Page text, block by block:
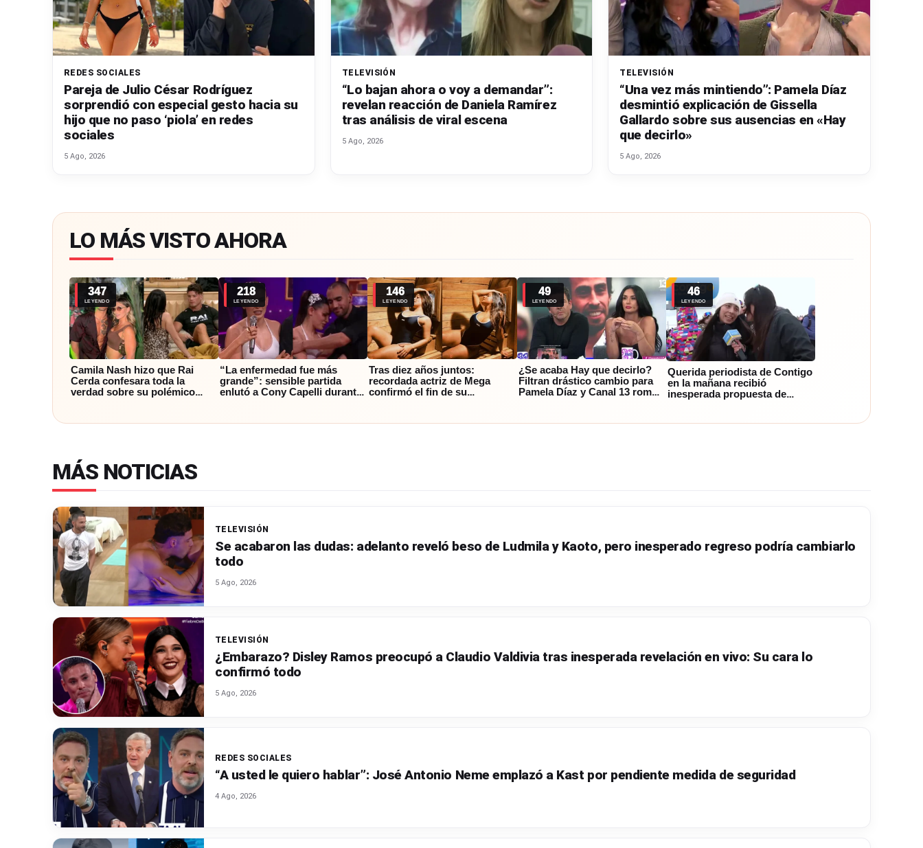
REDES SOCIALES
Pareja de Julio César Rodríguez
sorprendió con especial gesto hacia su
hijo que no paso ‘piola’ en redes
sociales
5 Ago, 2026
TELEVISIÓN
“Lo bajan ahora o voy a demandar”:
revelan reacción de Daniela Ramírez
tras análisis de viral escena
5 Ago, 2026
TELEVISIÓN
“Una vez más mintiendo”: Pamela Díaz
desmintió explicación de Gissella
Gallardo sobre sus ausencias en «Hay
que decirlo»
5 Ago, 2026
LO MÁS VISTO AHORA
347
LEYENDO
Camila Nash hizo que Rai
Cerda confesara toda la
verdad sobre su polémico
218
LEYENDO
“La enfermedad fue más
grande”: sensible partida
enlutó a Cony Capelli durante
146
LEYENDO
Tras diez años juntos:
recordada actriz de Mega
confirmó el fin de su
49
LEYENDO
¿Se acaba Hay que decirlo?
Filtran drástico cambio para
Pamela Díaz y Canal 13 rompe
46
LEYENDO
Querida periodista de Contigo
en la mañana recibió
inesperada propuesta de
MÁS NOTICIAS
TELEVISIÓN
Se acabaron las dudas: adelanto reveló beso de Ludmila y Kaoto, pero inesperado regreso podría cambiarlo
todo
5 Ago, 2026
TELEVISIÓN
¿Embarazo? Disley Ramos preocupó a Claudio Valdivia tras inesperada revelación en vivo: Su cara lo
confirmó todo
5 Ago, 2026
REDES SOCIALES
“A usted le quiero hablar”: José Antonio Neme emplazó a Kast por pendiente medida de seguridad
4 Ago, 2026